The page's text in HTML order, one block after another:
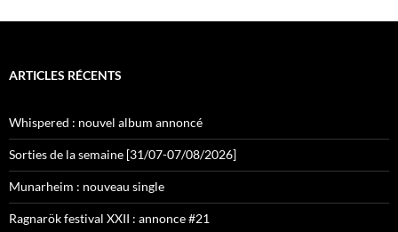
ARTICLES RÉCENTS
Whispered : nouvel album annoncé
Sorties de la semaine [31/07-07/08/2026]
Munarheim : nouveau single
Ragnarök festival XXII : annonce #21